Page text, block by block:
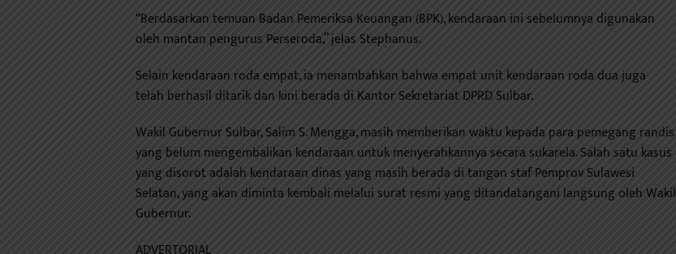
“Berdasarkan temuan Badan Pemeriksa Keuangan (BPK), kendaraan ini sebelumnya digunakan
oleh mantan pengurus Perseroda,” jelas Stephanus.
Selain kendaraan roda empat, ia menambahkan bahwa empat unit kendaraan roda dua juga
telah berhasil ditarik dan kini berada di Kantor Sekretariat DPRD Sulbar.
Wakil Gubernur Sulbar, Salim S. Mengga, masih memberikan waktu kepada para pemegang randis
yang belum mengembalikan kendaraan untuk menyerahkannya secara sukarela. Salah satu kasus
yang disorot adalah kendaraan dinas yang masih berada di tangan staf Pemprov Sulawesi
Selatan, yang akan diminta kembali melalui surat resmi yang ditandatangani langsung oleh Wakil
Gubernur.